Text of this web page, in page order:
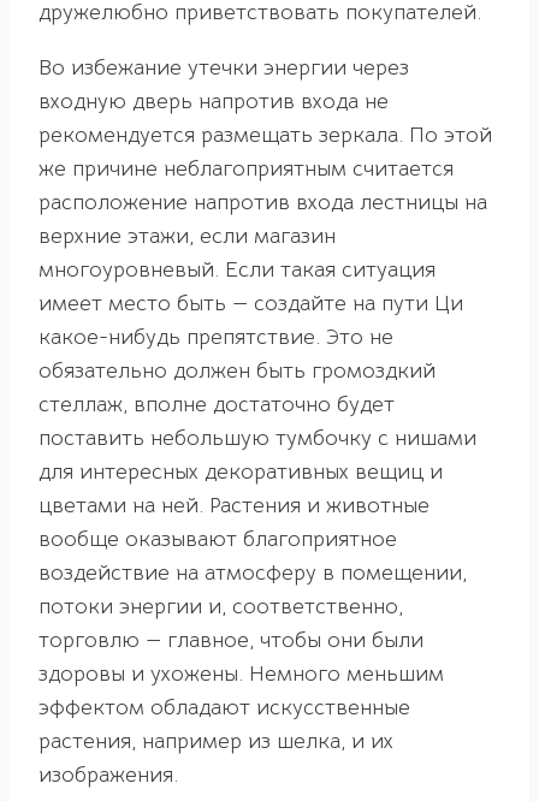
дружелюбно приветствовать покупателей.
Во избежание утечки энергии через
входную дверь напротив входа не
рекомендуется размещать зеркала. По этой
же причине неблагоприятным считается
расположение напротив входа лестницы на
верхние этажи, если магазин
многоуровневый. Если такая ситуация
имеет место быть — создайте на пути Ци
какое-нибудь препятствие. Это не
обязательно должен быть громоздкий
стеллаж, вполне достаточно будет
поставить небольшую тумбочку с нишами
для интересных декоративных вещиц и
цветами на ней. Растения и животные
вообще оказывают благоприятное
воздействие на атмосферу в помещении,
потоки энергии и, соответственно,
торговлю — главное, чтобы они были
здоровы и ухожены. Немного меньшим
эффектом обладают искусственные
растения, например из шелка, и их
изображения.